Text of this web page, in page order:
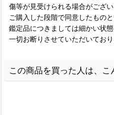
傷等が見受けられる場合がござい
ご購入した段階で同意したものと
鑑定品につきましては細かい状
一切お断りさせていただいており
この商品を買った人は、